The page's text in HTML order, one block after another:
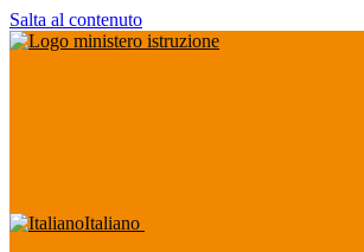
Salta al contenuto
Italiano